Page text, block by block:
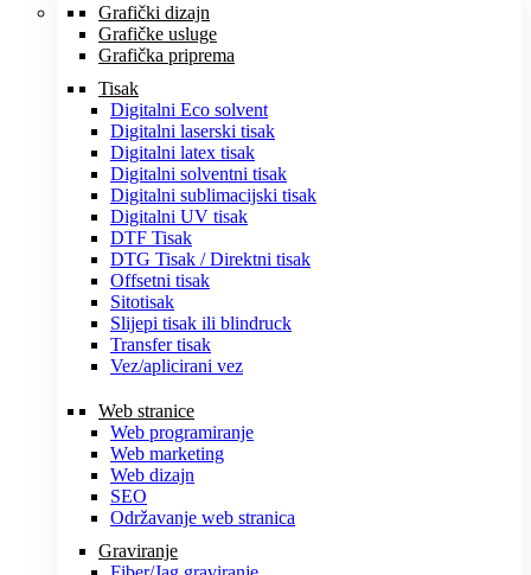
Grafički dizajn
Grafičke usluge
Grafička priprema
Tisak
Digitalni Eco solvent
Digitalni laserski tisak
Digitalni latex tisak
Digitalni solventni tisak
Digitalni sublimacijski tisak
Digitalni UV tisak
DTF Tisak
DTG Tisak / Direktni tisak
Offsetni tisak
Sitotisak
Slijepi tisak ili blindruck
Transfer tisak
Vez/aplicirani vez
Web stranice
Web programiranje
Web marketing
Web dizajn
SEO
Održavanje web stranica
Graviranje